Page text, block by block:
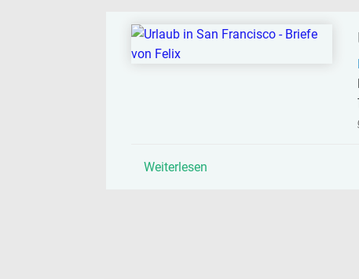
Weiterlesen